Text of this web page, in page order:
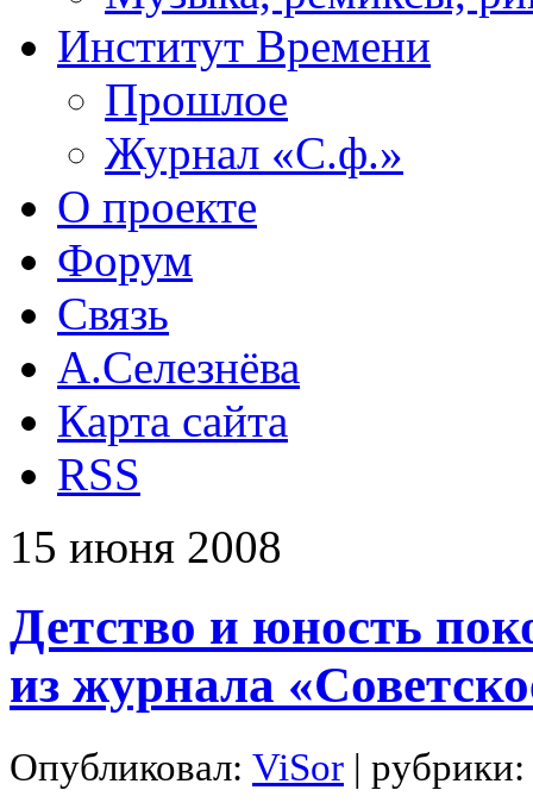
Институт Времени
Прошлое
Журнал «С.ф.»
О проекте
Форум
Связь
А.Селезнёва
Карта сайта
RSS
15 июня 2008
Детство и юность
из журнала
Опубликовал: ViSor | рубрики: